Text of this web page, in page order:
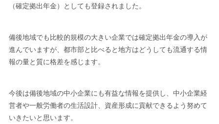
（確定拠出年金）としても登録されました。
備後地域でも比較的規模の大きい企業では確定拠出年金の導入が
進んでいますが、都市部と比べると地方はどうしても流通する情
報の量と質に格差を感じます。
今後は備後地域の中小企業にも有益な情報を提供し、中小企業経
営者や一般労働者の生活設計、資産形成に貢献できるよう努めて
いきたいと思います。